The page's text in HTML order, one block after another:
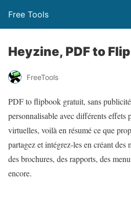
Free Tools
Heyzine, PDF to
FreeTools
PDF to flipbook gratuit, sans
personnalisable avec différents effets
virtuelles, voilà en résumé ce que
partagez et intégrez-les en créant des
des brochures, des rapports, des
encore.